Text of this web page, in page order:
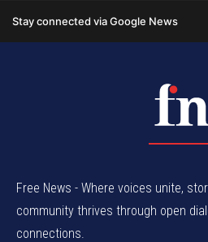
Free News - Where voices unite,
community thrives through open
connections.